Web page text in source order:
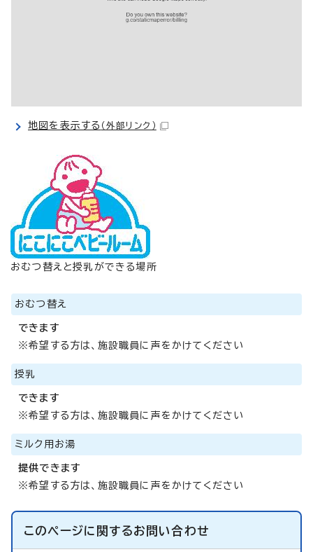
地図を表示する （外部リンク）
おむつ替えと授乳ができる場所
おむつ替え
できます
※希望する方は、施設職員に声をかけてください
授乳
できます
※希望する方は、施設職員に声をかけてください
ミルク用お湯
提供できます
※希望する方は、施設職員に声をかけてください
このページに関するお問い合わせ